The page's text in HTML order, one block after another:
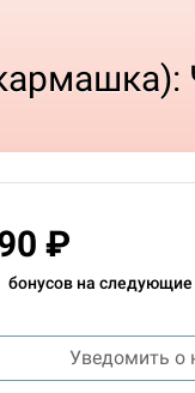
₽
бонусов на следующие
Уведомить о